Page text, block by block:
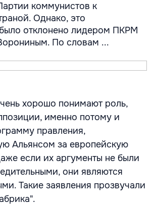
коммунистов к
Однако, это
отклонено лидером ПКРМ
По словам ...
хорошо понимают роль,
именно потому и
правления,
Альянсом за европейскую
если их аргументы не были
они являются
Такие заявления прозвучали